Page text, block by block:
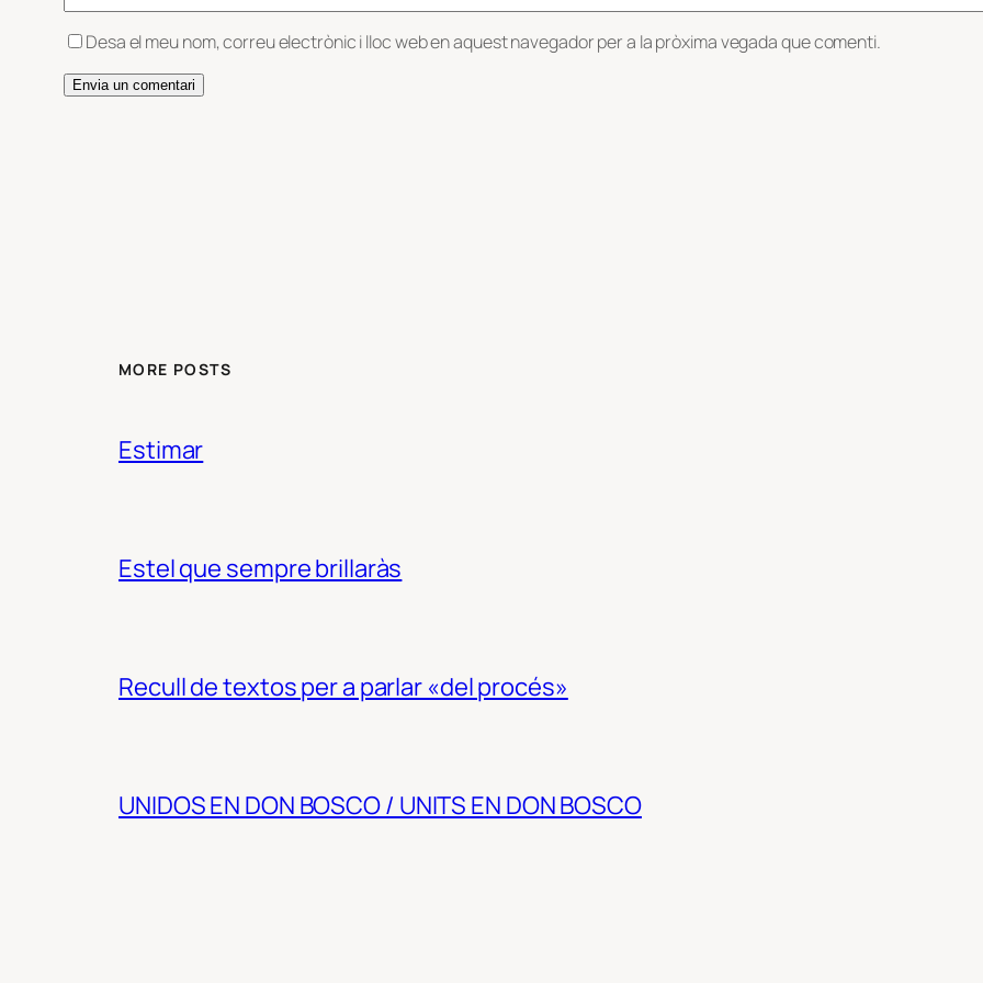
Desa el meu nom, correu electrònic i lloc web en aquest navegador per a la pròxima vegada que comenti.
MORE POSTS
Estimar
Estel que sempre brillaràs
Recull de textos per a parlar «del procés»
UNIDOS EN DON BOSCO / UNITS EN DON BOSCO